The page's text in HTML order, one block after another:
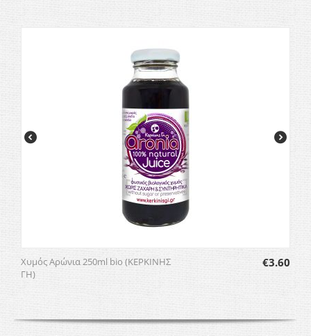
Χυμός Αρώνια 250ml bio (ΚΕΡΚΙΝΗΣ
ΓΗ)
€3.60